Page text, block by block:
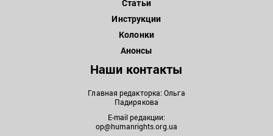
Статьи
Инструкции
Колонки
Анонсы
Наши контакты
Главная редакторка: Ольга
Падирякова
E-mail редакции:
op@humanrights.org.ua